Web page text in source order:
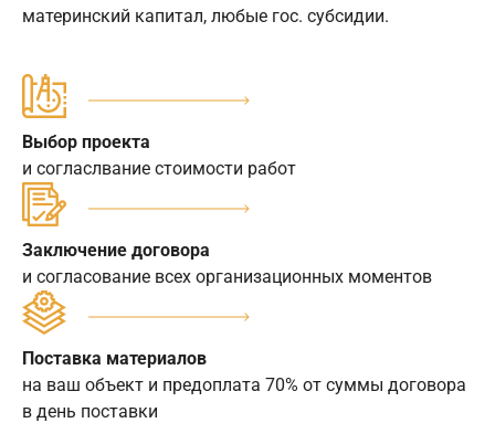
материнский капитал, любые гос. субсидии.
Выбор проекта
и согласлвание стоимости работ
Заключение договора
и согласование всех организационных моментов
Поставка материалов
на ваш объект и предоплата 70% от суммы договора
в день поставки